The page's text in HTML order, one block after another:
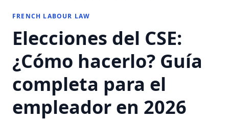
FRENCH LABOUR LAW
Elecciones del CSE:
¿Cómo hacerlo? Guía
completa para el
empleador en 2026